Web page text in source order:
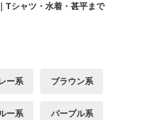
Tシャツ・水着・甚平まで
ー系 ブラウン系
ー系 パープル系